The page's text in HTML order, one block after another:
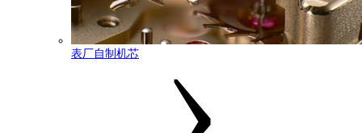
表厂自制机芯